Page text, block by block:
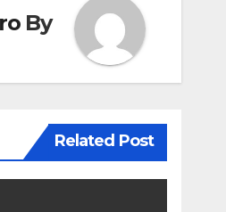
By
Related Post